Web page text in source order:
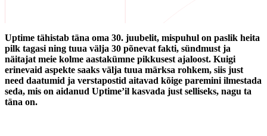
Uptime tähistab täna oma 30. juubelit, mispuhul on paslik heita
pilk tagasi ning tuua välja 30 põnevat fakti, sündmust ja
näitajat meie kolme aastakümne pikkusest ajaloost. Kuigi
erinevaid aspekte saaks välja tuua märksa rohkem, siis just
need daatumid ja verstapostid aitavad kõige paremini ilmestada
seda, mis on aidanud Uptime’il kasvada just selliseks, nagu ta
täna on.